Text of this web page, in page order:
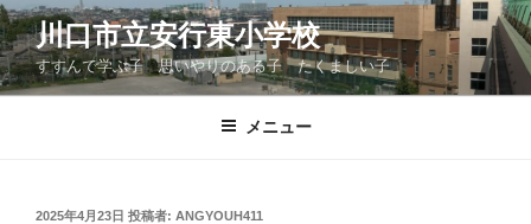
コ
ン
テ
ン
川口市立安行東小学校
すすんで学ぶ子 思いやりのある子 たくましい子
メニュー
投
2025年4月23日 投稿者: ANGYOUH411